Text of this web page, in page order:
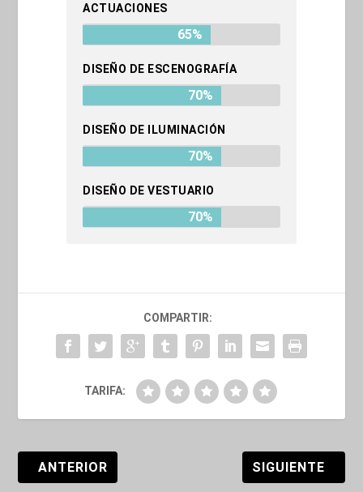
ACTUACIONES
65%
DISEÑO DE ESCENOGRAFÍA
70%
DISEÑO DE ILUMINACIÓN
70%
DISEÑO DE VESTUARIO
70%
COMPARTIR:
TARIFA:
ANTERIOR SIGUIENTE